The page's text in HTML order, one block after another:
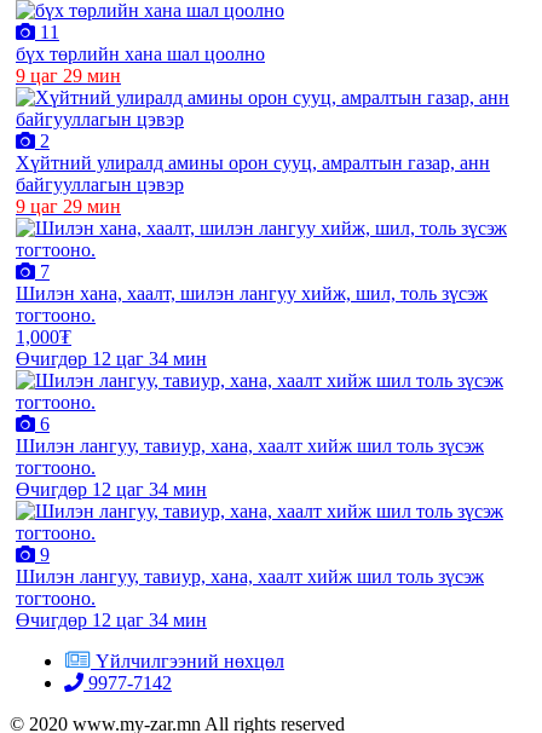
11
бүх төрлийн хана шал цоолно
9 цаг 29 мин
2
Хүйтний улиралд амины орон сууц, амралтын газар, анн
байгууллагын цэвэр
9 цаг 29 мин
7
Шилэн хана, хаалт, шилэн лангуу хийж, шил, толь зүсэж
тогтооно.
1,000₮
Өчигдөр 12 цаг 34 мин
6
Шилэн лангуу, тавиур, хана, хаалт хийж шил толь зүсэж
тогтооно.
Өчигдөр 12 цаг 34 мин
9
Шилэн лангуу, тавиур, хана, хаалт хийж шил толь зүсэж
тогтооно.
Өчигдөр 12 цаг 34 мин
Үйлчилгээний нөхцөл
9977-7142
© 2020 www.my-zar.mn All rights reserved